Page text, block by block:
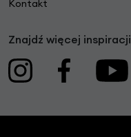
Kontakt
Znajdź więcej inspiracji